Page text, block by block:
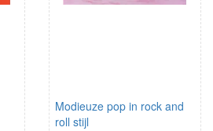
Modieuze pop in rock and
roll stijl